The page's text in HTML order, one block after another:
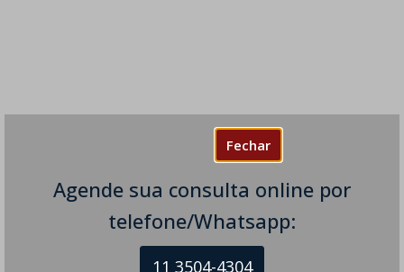
Fechar
Agende sua consulta online por
telefone/Whatsapp:
11 3504-4304